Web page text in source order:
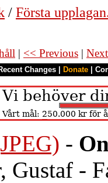
/ Första
| << Previous |
Changes Donate
-
Gustaf -